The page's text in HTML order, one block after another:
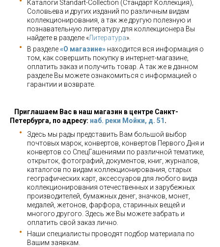
Каталоги Standart-Collection (Стандарт Коллекция),
Соловьева и других изданий по различным видам
коллекционирования, а так же другую полезную и
познавательную литературу для коллекционера Вы
найдете в разделе «Литература».
В разделе«О магазине» находится вся информация о
том, как совершить покупку в интернет-магазине,
оплатить заказ и получить товар. А так же в данном
разделе Вы можете ознакомиться с информацией о
гарантии и возврате.
Приглашаем Вас в наш магазин в центре Санкт-
Петербурга, по адресу: наб. реки Мойки, д. 51 .
Здесь мы рады представить Вам большой выбор
почтовых марок, конвертов, конвертов Первого Дня и
конвертов со СпецГашениями по различной тематике,
открыток, фотографий, документов, книг, журналов,
каталогов по видам коллекционирования, старых
географических карт, аксессуаров для любого вида
коллекционирования отечественных и зарубежных
производителей, бумажных денег, значков, монет,
медалей, жетонов, фарфора, старинных вещей и
многого другого. Здесь же Вы можете забрать и
оплатить свой заказ лично.
Наши специалисты проводят подбор материала по
Вашим заявкам.